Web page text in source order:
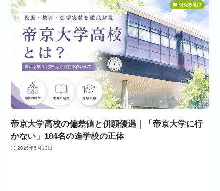
併願校選び
帝京大学高校の偏差値と併願優遇｜「帝京大学に行
かない」184名の進学校の正体
2026年5月13日